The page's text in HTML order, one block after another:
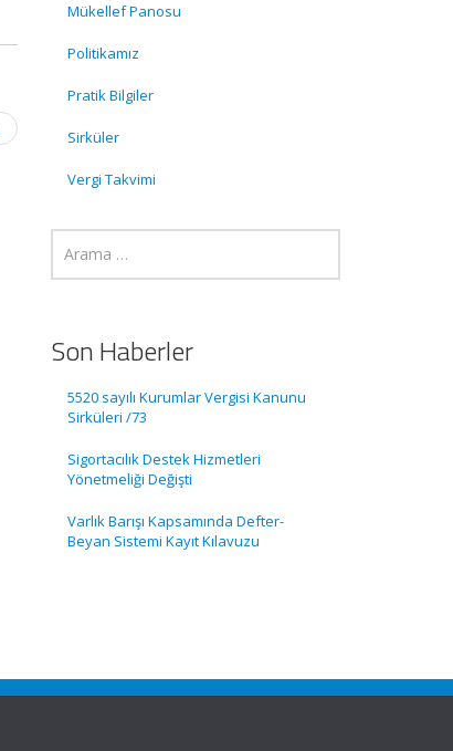
Mükellef Panosu
Politikamız
Pratik Bilgiler
Sirküler
Vergi Takvimi
Son Haberler
5520 sayılı Kurumlar Vergisi Kanunu
Sirküleri /73
Sigortacılık Destek Hizmetleri
Yönetmeliği Değişti
Varlık Barışı Kapsamında Defter-
Beyan Sistemi Kayıt Kılavuzu